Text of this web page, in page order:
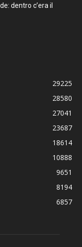
dentro c’era il
29225
28580
27041
23687
18614
10888
9651
8194
6857